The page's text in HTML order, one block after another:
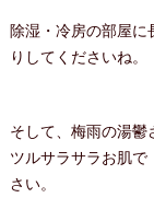
除湿・冷房の部屋に
りしてくださいね。
そして、梅雨の湯鬱
ツルサラサラお肌
さい。